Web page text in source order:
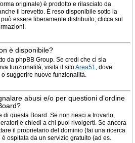
originale) è prodotto e rilasciato da
il brevetto. È reso disponibile sotto la
essere liberamente distribuito; clicca sul
è disponibile?
da phpBB Group. Se credi che ci sia
funzionalità, visita il sitoArea51, dove
suggerire nuove funzionalità.
abusi e/o per questioni d’ordine
di questa Board. Se non riesci a trovarlo,
e chiedi a chi puoi rivolgerti. Se ancora
il proprietario del dominio (fai una ricerca
ospitata da un servizio gratuito (ad es.